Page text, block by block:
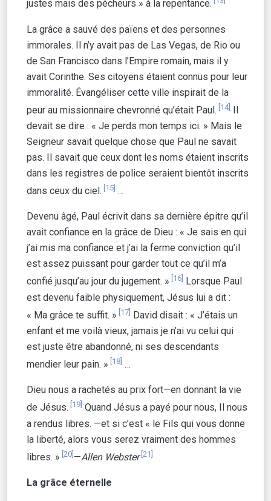
justes mais des pécheurs » à la repentance.
La grâce a sauvé des païens et des personnes
immorales. Il n’y avait pas de Las Vegas, de Rio ou
de San Francisco dans l’Empire romain, mais il y
avait Corinthe. Ses citoyens étaient connus pour leur
immoralité. Évangéliser cette ville inspirait de la
peur au missionnaire chevronné qu’était Paul. [14] Il
devait se dire : « Je perds mon temps ici. » Mais le
Seigneur savait quelque chose que Paul ne savait
pas. Il savait que ceux dont les noms étaient inscrits
dans les registres de police seraient bientôt inscrits
dans ceux du ciel. [15] …
Devenu âgé, Paul écrivit dans sa dernière épitre qu’il
avait confiance en la grâce de Dieu : « Je sais en qui
j’ai mis ma confiance et j’ai la ferme conviction qu’il
est assez puissant pour garder tout ce qu’il m’a
confié jusqu’au jour du jugement. » [16]
Lorsque Paul
est devenu faible physiquement, Jésus lui a dit :
« Ma grâce te suffit. » [17] David disait : « J’étais un
enfant et me voilà vieux, jamais je n’ai vu celui qui
est juste être abandonné, ni ses descendants
mendier leur pain. » [18] …
Dieu nous a rachetés au prix fort—en donnant la vie
de Jésus. [19] Quand Jésus a payé pour nous, Il nous
a rendus libres. —et si c’est « le Fils qui vous donne
la liberté, alors vous serez vraiment des hommes
libres. » [20] —Allen Webster [21]
La grâce éternelle